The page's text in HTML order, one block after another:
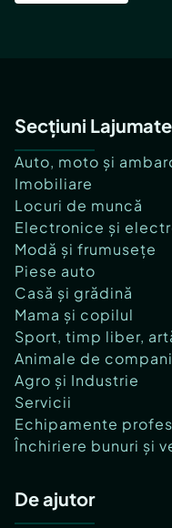
Secțiuni Lajumate
Auto, moto și
Imobiliare
Locuri de muncă
Electronice și
Modă și frumusețe
Piese auto
Casă și grădină
Mama și copilul
Sport, timp liber,
Animale de
Agro și Industrie
Servicii
Echipamente
Închiriere bunuri și
De ajutor